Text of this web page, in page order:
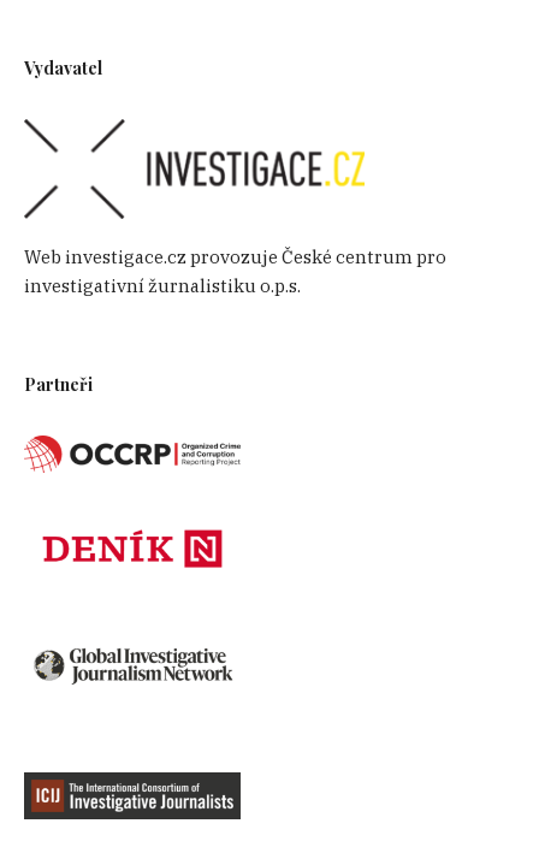
Vydavatel
Web investigace.cz provozuje České centrum pro
investigativní žurnalistiku o.p.s.
Partneři